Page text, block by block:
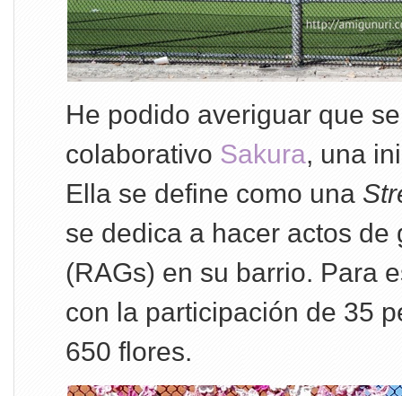
He podido averiguar que
colaborativo Sakura, una
Ella se define como una
se dedica a hacer actos de
(RAGs) en su barrio. Para
con la participación de 35
650 flores.